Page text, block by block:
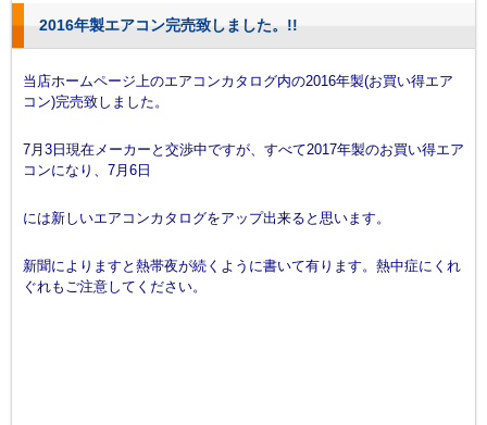
2016年製エアコン完売致しました。!!
当店ホームページ上のエアコンカタログ内の2016年製(お買い得エア
コン)完売致しました。
7月3日現在メーカーと交渉中ですが、すべて2017年製のお買い得エア
コンになり、7月6日
には新しいエアコンカタログをアップ出来ると思います。
新聞によりますと熱帯夜が続くように書いて有ります。熱中症にくれ
ぐれもご注意してください。